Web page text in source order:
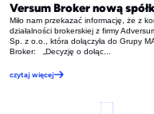
Versum Broker nową
Miło nam przekazać informację, że z
działalności brokerskiej z firmy
Sp. z o.o., która dołączyła do Grupy
Broker: „Decyzję o dołąc...
czytaj więcej